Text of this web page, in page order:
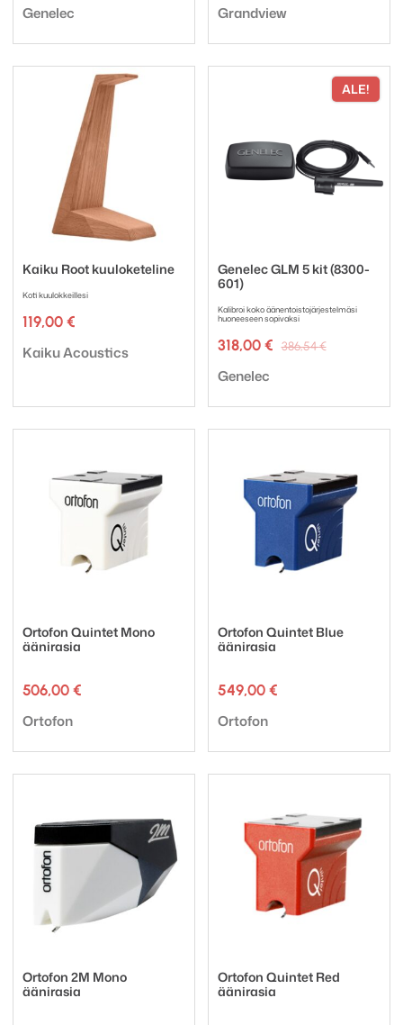
Tuotemerkki:
Genelec Tuotemerkki:
Grandview
Kaiku Root kuuloketeline
Koti kuulokkeillesi
119,00 €
Tuotemerkki:
Kaiku Acoustics
ALE!
Genelec GLM 5 kit (8300-
601)
Kalibroi koko äänentoistojärjestelmäsi
huoneeseen sopivaksi
386,54€
318,00 €
Nykyinen
Tuotemerkki:
Genelec
Ortofon Quintet Mono
äänirasia
506,00 €
Tuotemerkki:
Ortofon
Ortofon Quintet Blue
äänirasia
549,00 €
Tuotemerkki:
Ortofon
Ortofon 2M Mono
äänirasia
Ortofon Quintet Red
äänirasia